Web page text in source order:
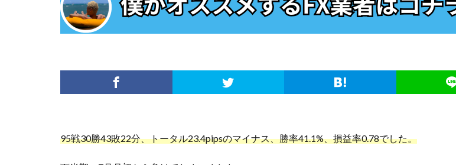
95戦30勝43敗22分、トータル23.4pipsのマイナス、勝率41.1%、損益率0.78でした。